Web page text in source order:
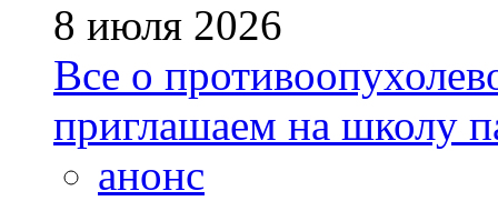
8 июля 2026
Все о
приглашаем на школу
анонс